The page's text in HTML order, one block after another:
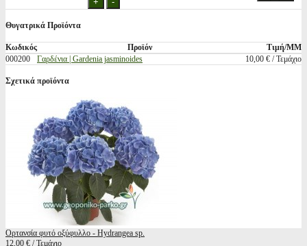
Θυγατρικά Προϊόντα
Κωδικός Προϊόν
Τιμή/ΜΜ
000200
Γαρδένια | Gardenia jasminoides 10,00 € / Τεμάχιο
Σχετικά προϊόντα
Ορτανσία φυτό οξύφυλλο - Hydrangea sp.
12,00 € / Τεμάχιο